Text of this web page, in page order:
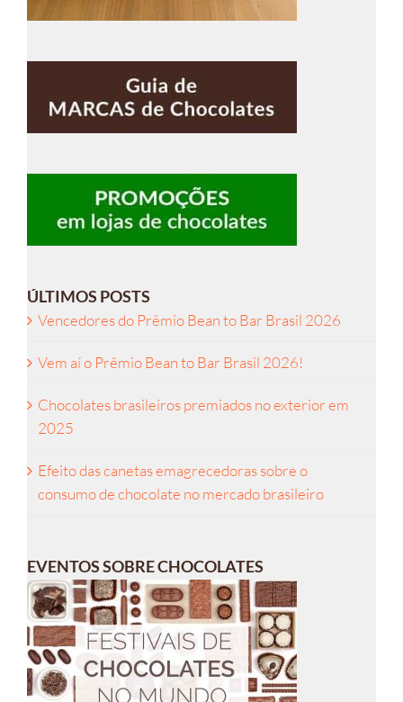
ÚLTIMOS POSTS
Vencedores do Prêmio Bean to Bar Brasil 2026
Vem aí o Prêmio Bean to Bar Brasil 2026!
Chocolates brasileiros premiados no exterior em
2025
Efeito das canetas emagrecedoras sobre o
consumo de chocolate no mercado brasileiro
EVENTOS SOBRE CHOCOLATES